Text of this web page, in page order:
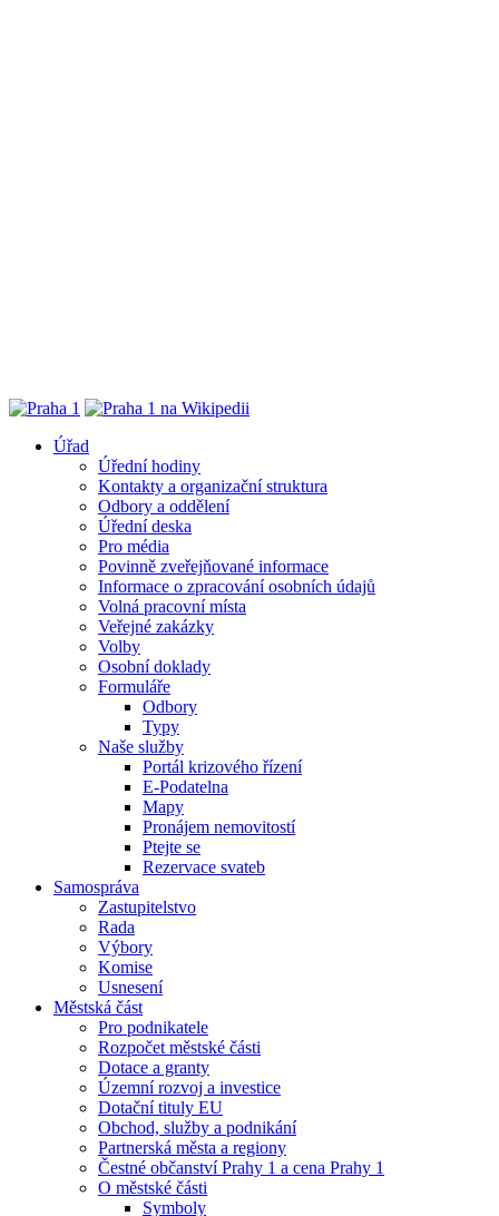
Úřad
Úřední hodiny
Kontakty a organizační struktura
Odbory a oddělení
Úřední deska
Pro média
Povinně zveřejňované informace
Informace o zpracování osobních údajů
Volná pracovní místa
Veřejné zakázky
Volby
Osobní doklady
Formuláře
Odbory
Typy
Naše služby
Portál krizového řízení
E-Podatelna
Mapy
Pronájem nemovitostí
Ptejte se
Rezervace svateb
Samospráva
Zastupitelstvo
Rada
Výbory
Komise
Usnesení
Městská část
Pro podnikatele
Rozpočet městské části
Dotace a granty
Územní rozvoj a investice
Dotační tituly EU
Obchod, služby a podnikání
Partnerská města a regiony
Čestné občanství Prahy 1 a cena Prahy 1
O městské části
Symboly